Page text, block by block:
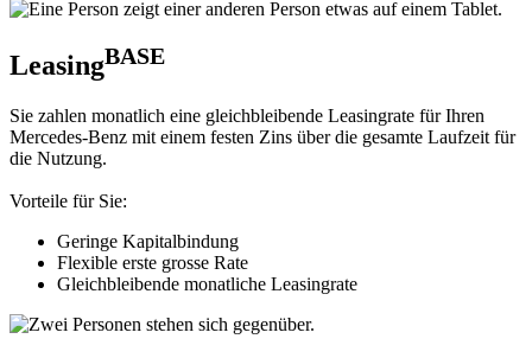
LeasingBASE
Sie zahlen monatlich eine gleichbleibende Leasingrate für Ihren
Mercedes-Benz mit einem festen Zins über die gesamte Laufzeit für
die Nutzung.
Vorteile für Sie:
Geringe Kapitalbindung
Flexible erste grosse Rate
Gleichbleibende monatliche Leasingrate